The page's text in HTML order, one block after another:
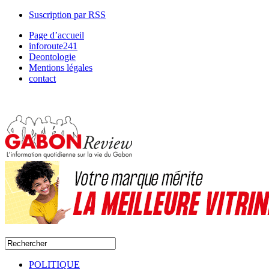
Suscription par RSS
Page d’accueil
inforoute241
Deontologie
Mentions légales
contact
POLITIQUE